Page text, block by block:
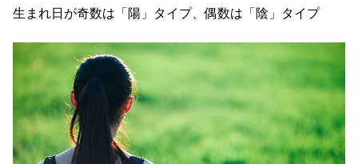
生まれ日が奇数は「陽」タイプ、偶数は「陰」タイプ